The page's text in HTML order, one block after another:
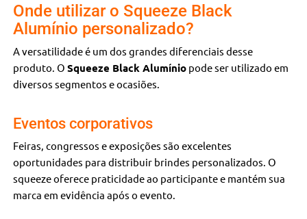
Onde utilizar o Squeeze Black
Alumínio personalizado?
A versatilidade é um dos grandes diferenciais desse
produto. OSqueeze Black Alumínio pode ser utilizado em
diversos segmentos e ocasiões.
Eventos corporativos
Feiras, congressos e exposições são excelentes
oportunidades para distribuir brindes personalizados. O
squeeze oferece praticidade ao participante e mantém sua
marca em evidência após o evento.